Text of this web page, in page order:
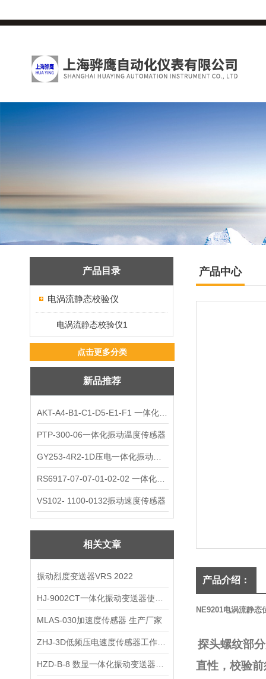
产品目录
电涡流静态校验仪
电涡流静态校验仪1
点击更多分类
新品推荐
PTP-300-06一体化振动温度传感器
VS102- 1100-0132振动速度传感器
相关文章
振动烈度变送器VRS 2022
MLAS-030加速度传感器 生产厂家
产品中心
产品介绍：
NE9201电涡流静态
探头螺纹部
直性 ，校验